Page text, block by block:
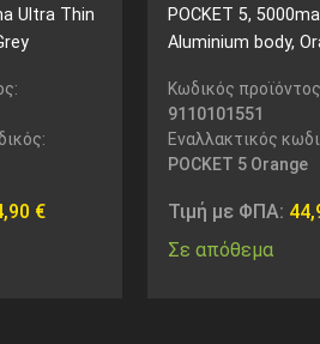
Ultra Thin
€
POCKET 5,
Aluminium body,
Κωδικός
9110101551
Εναλλακτικός
POCKET 5 Orange
Τιμή με ΦΠΑ:
Σε απόθεμα